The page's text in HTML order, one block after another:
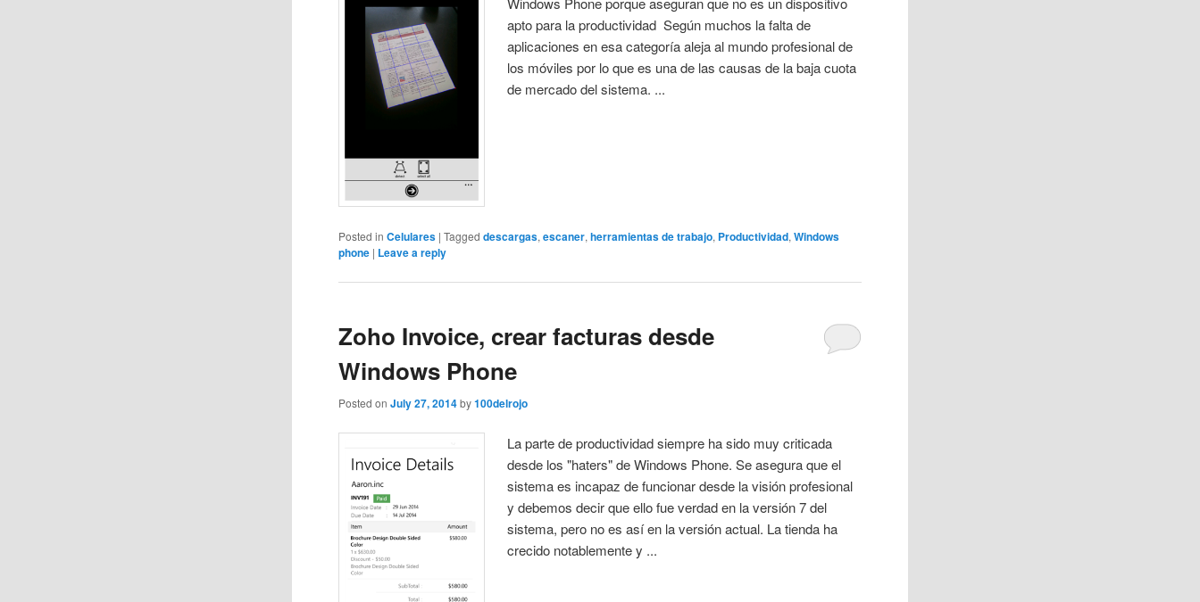
apto para la productividad Según muchos la falta de
aplicaciones en esa categoría aleja al mundo profesional de
los móviles por lo que es una de las causas de la baja cuota
de mercado del sistema. ...
Posted in Celulares |Tagged descargas,escaner,herramientas de trabajo, Productividad,Windows
phone | Leave a reply
Zoho Invoice, crear facturas desde
Windows Phone
Posted onJuly 27, 2014 by100delrojo
La parte de productividad siempre ha sido muy criticada
desde los "haters" de Windows Phone. Se asegura que el
sistema es incapaz de funcionar desde la visión profesional
y debemos decir que ello fue verdad en la versión 7 del
sistema, pero no es así en la versión actual. La tienda ha
crecido notablemente y ...